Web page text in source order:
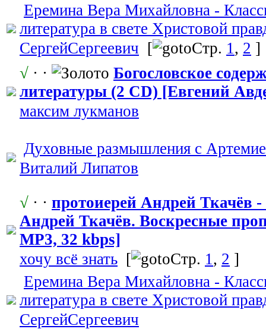
Еремина Вера Михайловна -
литература в свете Христовой
СергейСергее​вич [ Стр. 1 , 2 ]
√ · · Богословское
литературы (2 CD) [Евгений
максим лукманов
Духовные размышления с
Виталий Липатов
√ · · протоиерей Андрей Ткачёв
Андрей Ткачёв. Воскресные
МР3, 32 kbps]
хочу всё знать [ Стр. 1 , 2 ]
Еремина Вера Михайловна -
литература в свете Христовой
СергейСергее​вич